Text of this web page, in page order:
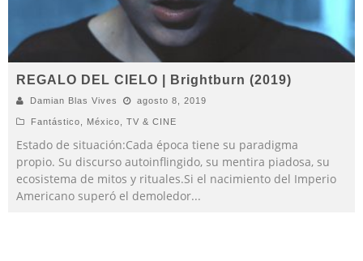
REGALO DEL CIELO | Brightburn (2019)
Damian Blas Vives agosto 8, 2019
Fantástico México TV & CINE
Estado de situación:Cada época tiene su paradigma
propio. Su discurso autoinflingido, su mentira piadosa, su
ecosistema de mitos y rituales.Si el nacimiento del Imperio
Americano superó el demoledor...